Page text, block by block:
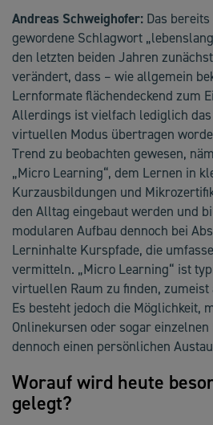
Andreas Schweighofer: Das
gewordene Schlagwort
den letzten beiden Jahren
verändert, dass – wie allgemein
Lernformate flächendeckend zum
Allerdings ist vielfach lediglich
virtuellen Modus übertragen
Trend zu beobachten gewesen,
„Micro Learning“, dem Lernen in
Kurzausbildungen und
den Alltag eingebaut werden und
modularen Aufbau dennoch bei
Lerninhalte Kurspfade, die
vermitteln. „Micro Learning“ ist
virtuellen Raum zu finden,
Es besteht jedoch die Möglichkeit,
Onlinekursen oder sogar einzelnen
dennoch einen persönlichen
Worauf wird heute
gelegt?